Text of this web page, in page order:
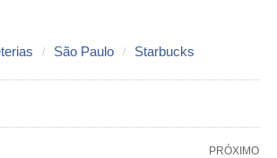
São Paulo Starbucks
PRÓXIMO